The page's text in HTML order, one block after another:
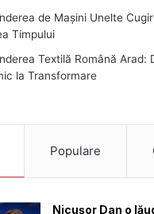
de Mașini Unelte
Timpului
Textilă Română Arad:
la Transformare
Populare
Nicușor Dan o